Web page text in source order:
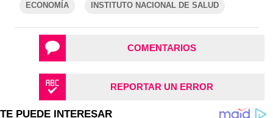
ECONOMÍA INSTITUTO NACIONAL DE SALUD
COMENTARIOS
REPORTAR UN ERROR